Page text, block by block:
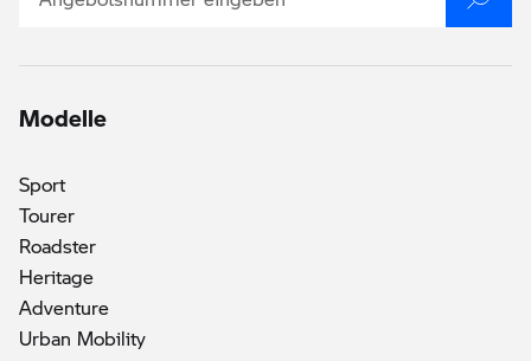
Modelle
Sport
Tourer()
Roadster
Heritage
Adventure
Urban Mobility